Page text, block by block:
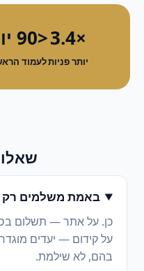
×3.4
יותר פניות
<90 יום
לעמוד
באמת משלמים רק
כן. על אתר — תשלום
על קידום — יעדים
בהם, לא שילמת.